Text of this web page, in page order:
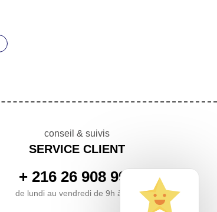
conseil & suivis
SERVICE CLIENT
+ 216 26 908 999
de lundi au vendredi de 9h à 17h